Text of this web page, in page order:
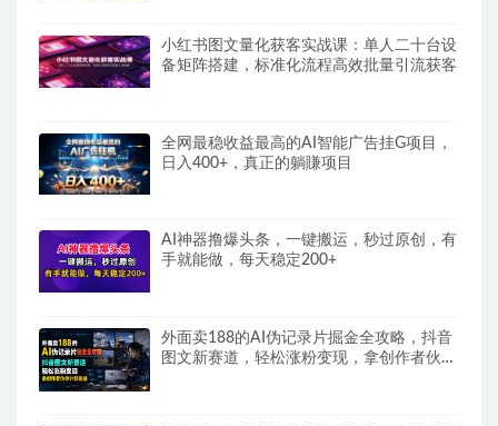
小红书图文量化获客实战课：单人二十台设
备矩阵搭建，标准化流程高效批量引流获客
全网最稳收益最高的AI智能广告挂G项目，
日入400+，真正的躺賺项目
AI神器撸爆头条，一键搬运，秒过原创，有
手就能做，每天稳定200+
外面卖188的AI伪记录片掘金全攻略，抖音
图文新赛道，轻松涨粉变现，拿创作者伙伴